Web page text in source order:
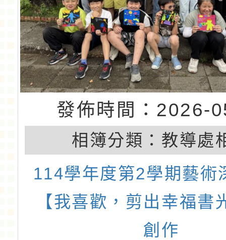
發佈時間：2026-
相簿分類： 教導處
114學年度第2學期藝術
【我喜歡，剪出幸福書
創作